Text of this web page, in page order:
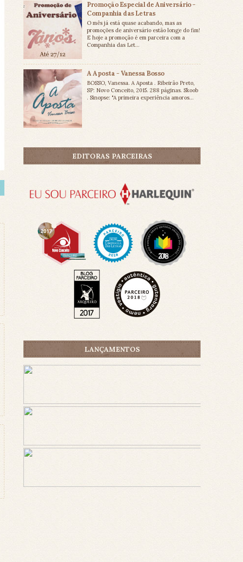
Promoção Especial de Aniversário -
Companhia das Letras
O mês já está quase acabando, mas as
promoções de aniversário estão longe do fim!
E hoje a promoção é em parceira com a
Companhia das Let...
A Aposta - Vanessa Bosso
BOSSO, Vanessa. A Aposta . Ribeirão Preto,
SP: Novo Conceito, 2015. 288 páginas. Skoob
. Sinopse: "A primeira experiência amoros...
EDITORAS PARCEIRAS
LANÇAMENTOS